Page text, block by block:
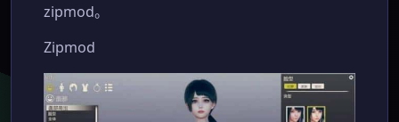
zipmod。
Zipmod